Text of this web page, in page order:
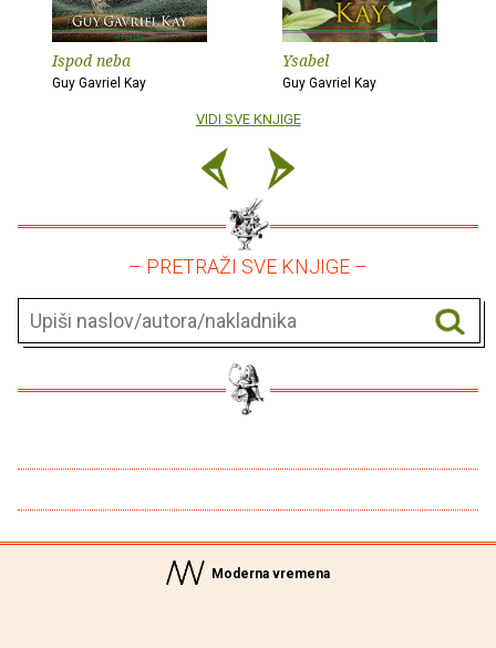
Ispod neba
Guy Gavriel Kay
Ysabel
Guy Gavriel Kay
VIDI SVE KNJIGE
– PRETRAŽI SVE KNJIGE –
Moderna vremena